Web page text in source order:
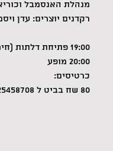
רקדנים יוצרים: עדן
20:00 מופע
80 שח בביט ל 0525458708